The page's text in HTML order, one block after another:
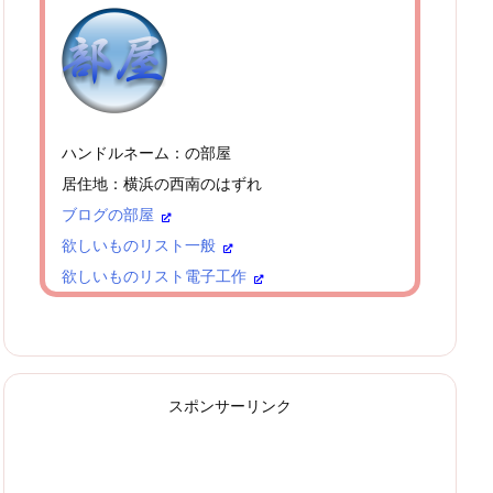
ハンドルネーム：の部屋
居住地：横浜の西南のはずれ
ブログの部屋
欲しいものリスト一般
欲しいものリスト電子工作
スポンサーリンク